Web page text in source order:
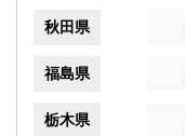
秋田県
福島県
栃木県